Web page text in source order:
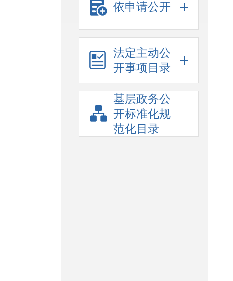
依申请公开
法定主动公
开事项目录
基层政务公
开标准化规
范化目录